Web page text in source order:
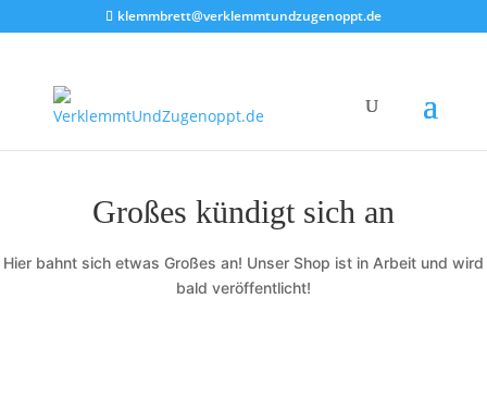
klemmbrett@verklemmtundzugenoppt.de
Großes kündigt sich an
Hier bahnt sich etwas Großes an! Unser Shop ist in Arbeit und wird
bald veröffentlicht!